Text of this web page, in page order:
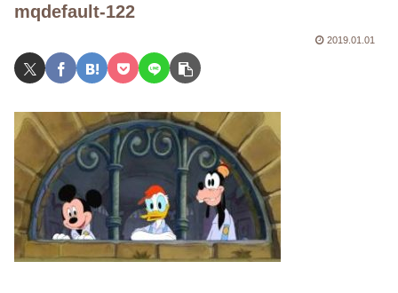
mqdefault-122
2019.01.01